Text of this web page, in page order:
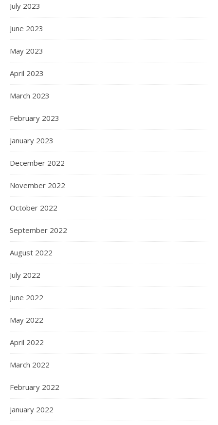
July 2023
June 2023
May 2023
April 2023
March 2023
February 2023
January 2023
December 2022
November 2022
October 2022
September 2022
August 2022
July 2022
June 2022
May 2022
April 2022
March 2022
February 2022
January 2022